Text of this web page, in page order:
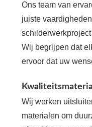
Ons team van
juiste
Wij begrijpen dat
ervoor dat uw
Wij werken
materialen om